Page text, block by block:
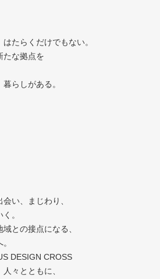
たらくだけでもない。
たな拠点を
らしがある。
い、まじわり、
。
との接点になる、
DESIGN CROSS
々とともに、